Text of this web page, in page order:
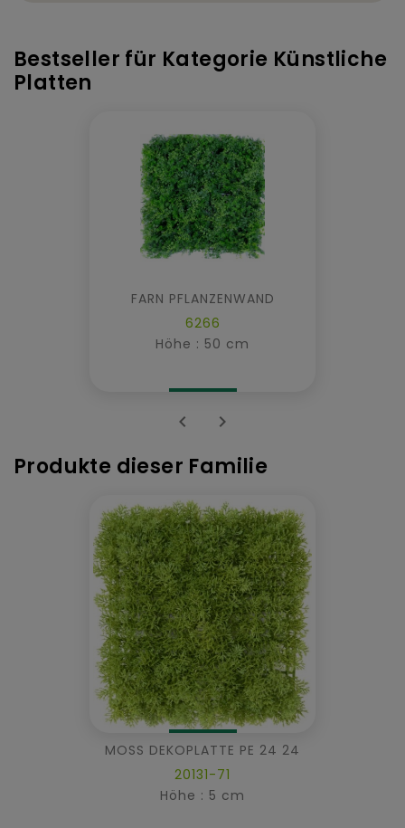
Bestseller für Kategorie Künstliche
Platten
FARN PFLANZENWAND
6266
Höhe : 50 cm
 
Produkte dieser Familie
MOSS DEKOPLATTE PE 24 24
20131-71
Höhe : 5 cm